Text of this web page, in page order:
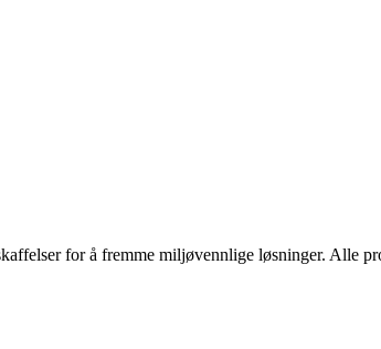
for å fremme miljøvennlige løsninger. Alle